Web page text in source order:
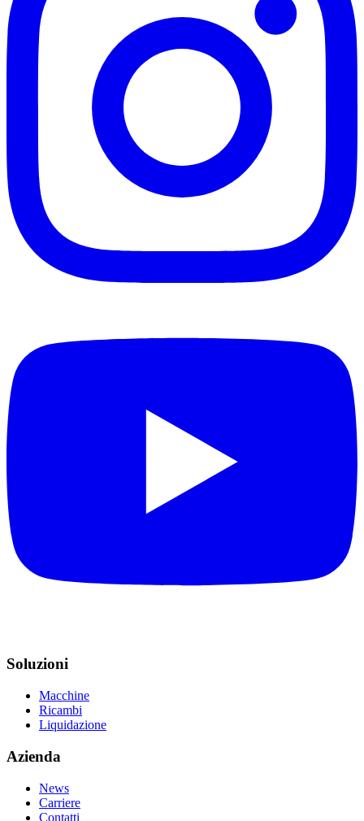
Soluzioni
Macchine
Ricambi
Liquidazione
Azienda
News
Carriere
Contatti